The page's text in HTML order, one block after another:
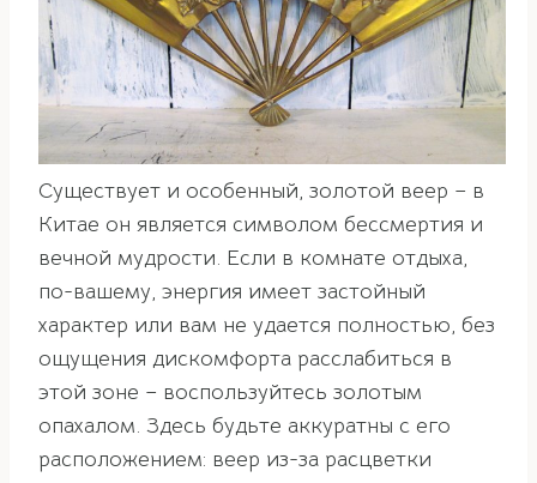
Существует и особенный, золотой веер – в
Китае он является символом бессмертия и
вечной мудрости. Если в комнате отдыха,
по-вашему, энергия имеет застойный
характер или вам не удается полностью, без
ощущения дискомфорта расслабиться в
этой зоне – воспользуйтесь золотым
опахалом. Здесь будьте аккуратны с его
расположением: веер из-за расцветки